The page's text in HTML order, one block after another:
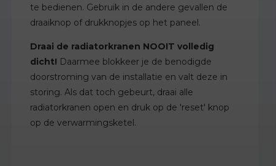
te bedienen. Gebruik in de andere gevallen de
draaiknop of drukknopjes op het paneel.
Draai de radiatorkranen NOOIT volledig
dicht! Daarmee blokkeer je de benodigde
doorstroming van de installatie en valt deze in
storing. Als dat toch gebeurt, draai alle
radiatorkranen open en druk op de 'reset' knop
op de verwarmingsketel.